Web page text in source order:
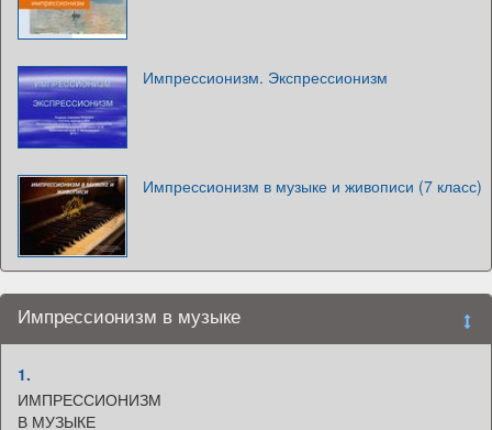
Импрессионизм. Экспрессионизм
Импрессионизм в музыке и живописи (7 класс)
Импрессионизм в музыке
1.
ИМПРЕССИОНИЗМ
В МУЗЫКЕ